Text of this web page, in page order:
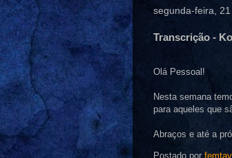
segunda-feira,
Transcrição -
Olá Pessoal!
Nesta semana
para aqueles que
Abraços e até a
Postado por